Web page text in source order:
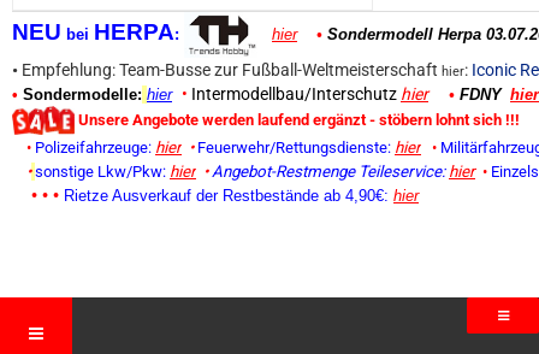
NEU bei HERPA: hier • Sondermodell Herpa
• Empfehlung: Team-Busse zur Fußball-Weltmeisterschaft hier: Iconic
• Sondermodelle: hier • Intermodellbau/Interschutz hier • FDNY hier
Unsere Angebote werden laufend ergänzt - stöbern lohnt sich !!!
• Polizeifahrzeuge: hier • Feuerwehr/Rettungsdienste: hier •
• sonstige Lkw/Pkw: hier • Angebot-Restmenge Teileservice: hier •
• • • Rietze Ausverkauf der Restbestände ab 4,90€: hier